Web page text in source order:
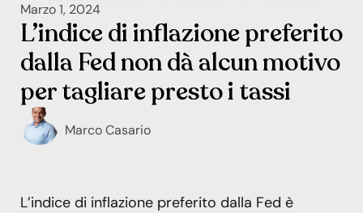
Marzo 1, 2024
L’indice di inflazione preferito
dalla Fed non dà alcun motivo
per tagliare presto i tassi
Marco Casario
L’indice di inflazione preferito dalla Fed è